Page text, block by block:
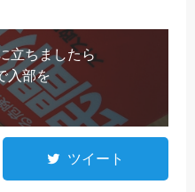
立ちましたら
入部を
ツイート